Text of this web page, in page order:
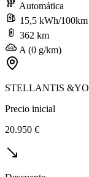
Automática
15,5 kWh/100km
362 km
A (0 g/km)
STELLANTIS
Precio inicial
20.950 €